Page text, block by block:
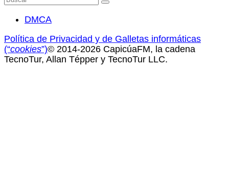
por:
DMCA
Política de Privacidad y de Galletas informáticas
(“cookies”)© 2014-2026 CapicúaFM, la cadena
TecnoTur, Allan Tépper y TecnoTur LLC.